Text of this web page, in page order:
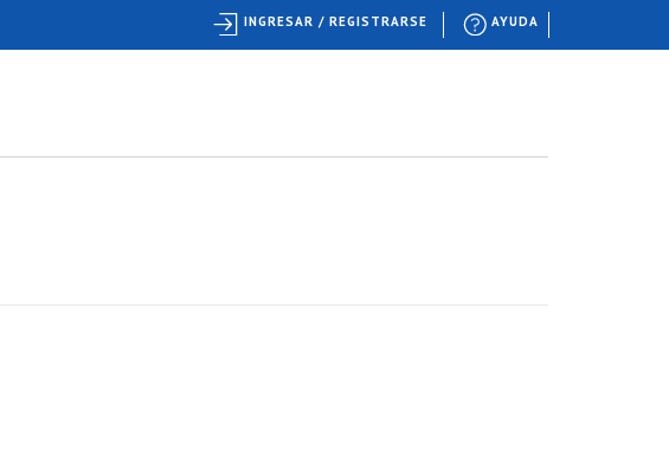
AYUDA
INGRESAR / REGISTRARSE